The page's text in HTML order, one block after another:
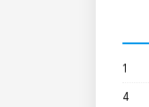
1
4